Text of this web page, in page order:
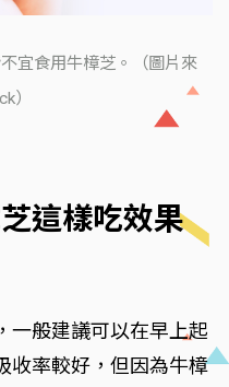
宜食用牛樟芝。（圖片來
）
這樣吃效果
一般建議可以在早上起
收率較好，但因為牛樟